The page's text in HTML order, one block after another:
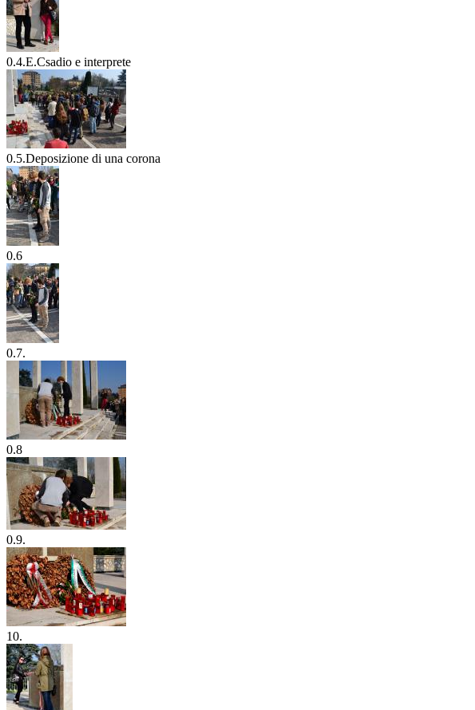
0.4.E.Csadio e interprete
0.5.Deposizione di una corona
0.6
0.7.
0.8
0.9.
10.